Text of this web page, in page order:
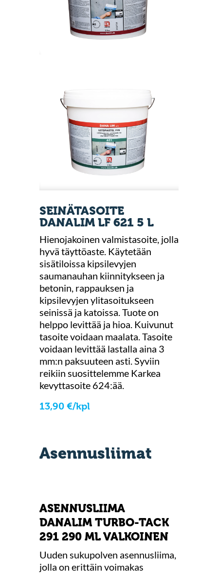
SEINÄTASOITE
DANALIM LF 621 5 L
Hienojakoinen valmistasoite, jolla
hyvä täyttöaste. Käytetään
sisätiloissa kipsilevyjen
saumanauhan kiinnitykseen ja
betonin, rappauksen ja
kipsilevyjen ylitasoitukseen
seinissä ja katoissa. Tuote on
helppo levittää ja hioa. Kuivunut
tasoite voidaan maalata. Tasoite
voidaan levittää lastalla aina 3
mm:n paksuuteen asti. Syviin
reikiin suosittelemme Karkea
kevyttasoite 624:ää.
13,90 €/kpl
Asennusliimat
ASENNUSLIIMA
DANALIM TURBO-TACK
291 290 ML VALKOINEN
Uuden sukupolven asennusliima,
jolla on erittäin voimakas